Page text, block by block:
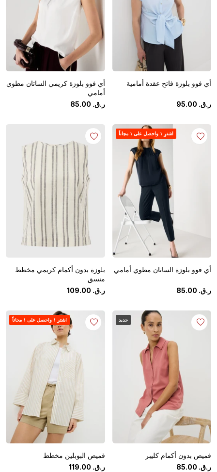
أي فوو بلوزة فاتح عقدة أمامية
ر.ق. 95.00
أي فوو بلوزة كريمي الساتان مطوي
أمامي
ر.ق.
85.00
اشترِ ١ واحصل على ١ مجاناً
أي فوو بلوزة الساتان مطوي أمامي
ر.ق. 85.00
بلوزة بدون أكمام كريمي مخطط
منسق
ر.ق.
109.00
جديد
قميص بدون أكمام كليبر
ر.ق.
85.00
اشترِ ١ واحصل على ١ مجاناً
قميص البوبلين مخطط
ر.ق.
119.00